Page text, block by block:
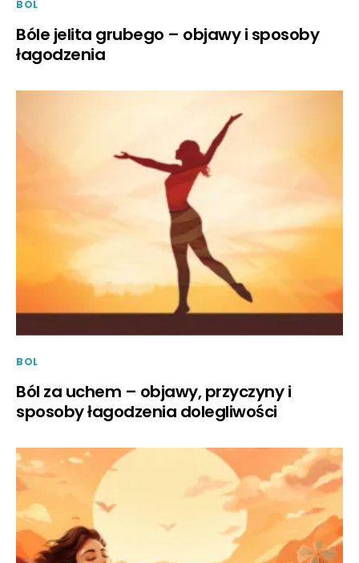
BOL
Bóle jelita grubego – objawy i sposoby
łagodzenia
BOL
Ból za uchem – objawy, przyczyny i
sposoby łagodzenia dolegliwości